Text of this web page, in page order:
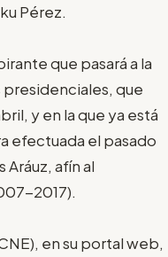
Pérez.
que pasará a la
que
y en la que ya está
efectuada el pasado
afín al
2017).
en su portal web,